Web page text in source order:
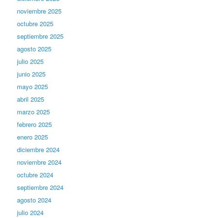
noviembre 2025
octubre 2025
septiembre 2025
agosto 2025
julio 2025
junio 2025
mayo 2025
abril 2025
marzo 2025
febrero 2025
enero 2025
diciembre 2024
noviembre 2024
octubre 2024
septiembre 2024
agosto 2024
julio 2024